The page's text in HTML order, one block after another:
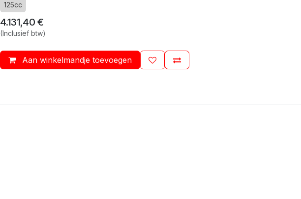
125cc
4.131,40 €
(Inclusief btw)
Aan winkelmandje toevoegen